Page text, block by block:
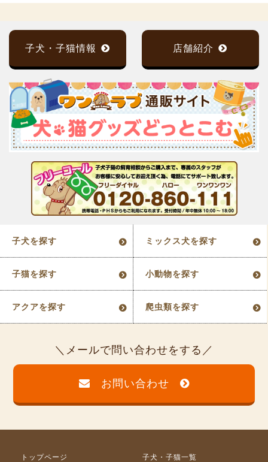
子犬・子猫情報 店舗紹介
子犬を探す ミックス犬を探す
子猫を探す 小動物を探す
アクアを探す 爬虫類を探す
メールで問い合わせをする
お問い合わせ
トップページ 子犬・子猫一覧